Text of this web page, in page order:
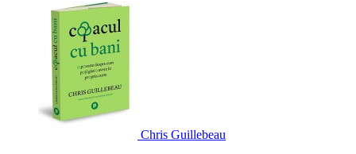
Chris Guillebeau